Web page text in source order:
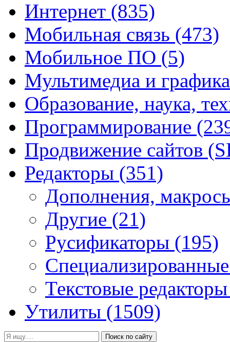
Интернет (835)
Мобильная связь (473)
Мобильное ПО (5)
Мультимедиа и
Образование, наука,
Программирование
Продвижение сайтов
Редакторы (351)
Дополнения,
Другие (21)
Русификаторы (195)
Текстовые
Утилиты (1509)